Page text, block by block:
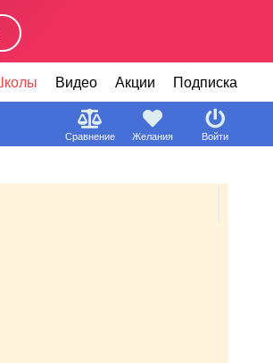
Видео Акции Подписка
Сравнение Желания Войти